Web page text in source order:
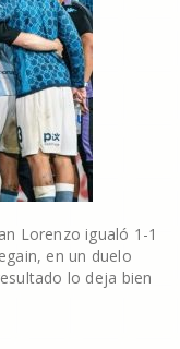
Lorenzo igualó 1-1
en un duelo
lo deja bien